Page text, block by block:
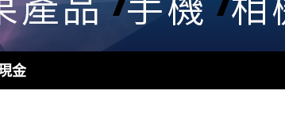
金